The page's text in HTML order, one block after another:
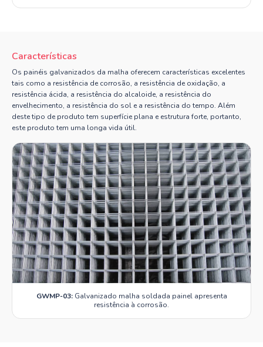
Características
Os painéis galvanizados da malha oferecem características excelentes
tais como a resistência de corrosão, a resistência de oxidação, a
resistência ácida, a resistência do alcaloide, a resistência do
envelhecimento, a resistência do sol e a resistência do tempo. Além
deste tipo de produto tem superfície plana e estrutura forte, portanto,
este produto tem uma longa vida útil.
GWMP-03:Galvanizado malha soldada painel apresenta
resistência à corrosão.